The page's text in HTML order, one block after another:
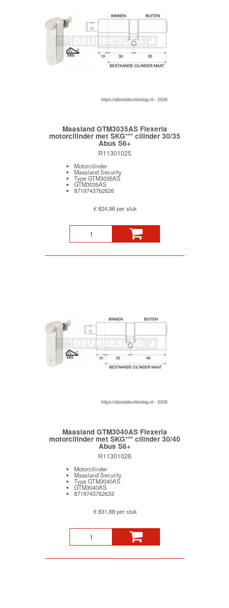
Maasland GTM3035AS Flexeria
motorcilinder met SKG*** cilinder 30/35
Abus S6+
R11301025
Motorcilinder
Maasland Security
Type GTM3035AS
GTM3035AS
8719743762626
€ 824,98 per stuk
Maasland GTM3040AS Flexeria
motorcilinder met SKG*** cilinder 30/40
Abus S6+
R11301026
Motorcilinder
Maasland Security
Type GTM3040AS
GTM3040AS
8719743762633
€ 831,88 per stuk